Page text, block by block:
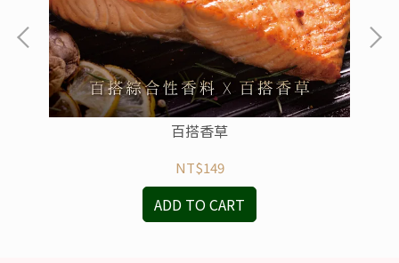
百搭香草
NT$149
ADD TO CART